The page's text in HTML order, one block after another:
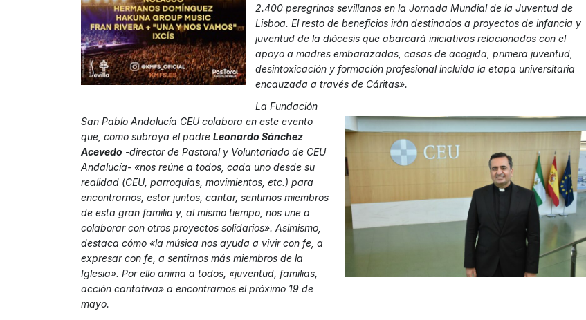
2.400 peregrinos sevillanos en la Jornada Mundial de la Juventud de
Lisboa. El resto de beneficios irán destinados a proyectos de infancia y
juventud de la diócesis que abarcará iniciativas relacionados con el
apoyo a madres embarazadas, casas de acogida, primera juventud,
desintoxicación y formación profesional incluida la etapa universitaria
encauzada a través de Cáritas».
La Fundación
San Pablo Andalucía CEU colabora en este evento
que, como subraya el padre Leonardo Sánchez
Acevedo -director de Pastoral y Voluntariado de CEU
Andalucía- «nos reúne a todos, cada uno desde su
realidad (CEU, parroquias, movimientos, etc.) para
encontrarnos, estar juntos, cantar, sentirnos miembros
de esta gran familia y, al mismo tiempo, nos une a
colaborar con otros proyectos solidarios». Asimismo,
destaca cómo «la música nos ayuda a vivir con fe, a
expresar con fe, a sentirnos más miembros de la
Iglesia». Por ello anima a todos, «juventud, familias,
acción caritativa» a encontrarnos el próximo 19 de
mayo.